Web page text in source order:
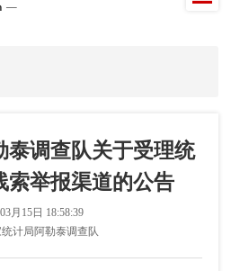
泰调查队关于受理统
索举报渠道的公告
月15日 18:58:39
统计局阿勒泰调查队